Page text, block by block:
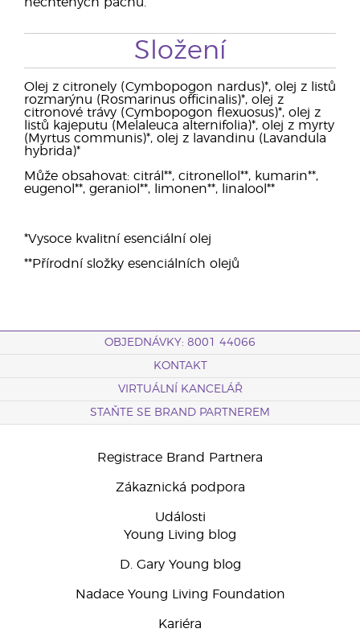
Složení
Olej z citronely (Cymbopogon nardus)*, olej z listů
rozmarýnu (Rosmarinus officinalis)*, olej z
citronové trávy (Cymbopogon flexuosus)*, olej z
listů kajeputu (Melaleuca alternifolia)*, olej z myrty
(Myrtus communis)*, olej z lavandinu (Lavandula
hybrida)*
Může obsahovat: citrál**, citronellol**, kumarin**,
eugenol**, geraniol**, limonen**, linalool**
*Vysoce kvalitní esenciální olej
**Přírodní složky esenciálních olejů
OBJEDNÁVKY: 8001 44066
KONTAKT
VIRTUÁLNÍ KANCELÁŘ
STAŇTE SE BRAND PARTNEREM
Registrace Brand Partnera
Zákaznická podpora
Události
Young Living blog
D. Gary Young blog
Nadace Young Living Foundation
Kariéra